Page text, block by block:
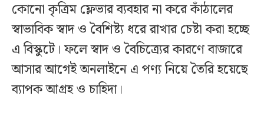
কোনো কৃত্রিম ফ্লেভার ব্যবহার না করে কাঁঠালের
স্বাভাবিক স্বাদ ও বৈশিষ্ট্য ধরে রাখার চেষ্টা করা হচ্ছে
এ বিস্কুটে। ফলে স্বাদ ও বৈচিত্র্যের কারণে বাজারে
আসার আগেই অনলাইনে এ পণ্য নিয়ে তৈরি হয়েছে
ব্যাপক আগ্রহ ও চাহিদা।